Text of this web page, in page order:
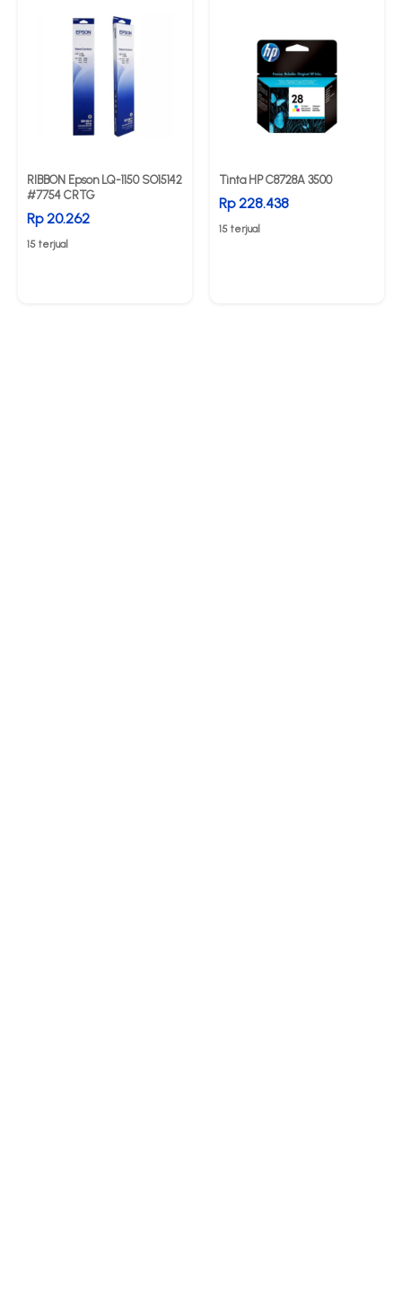
RIBBON Epson LQ-1150 SO15142
#7754 CRTG
Rp 20.262
15 terjual
Tinta HP C8728A 3500
Rp 228.438
15 terjual